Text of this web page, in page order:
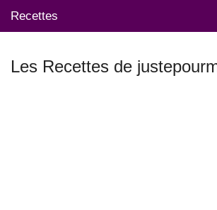
Recettes
Les Recettes de